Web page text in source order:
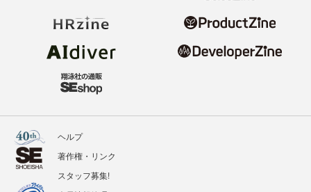
ヘルプ
著作権・リンク
スタッフ募集!